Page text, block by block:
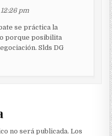
pm
se práctica la
porque posibilita
Slds DG
no será publicada. Los